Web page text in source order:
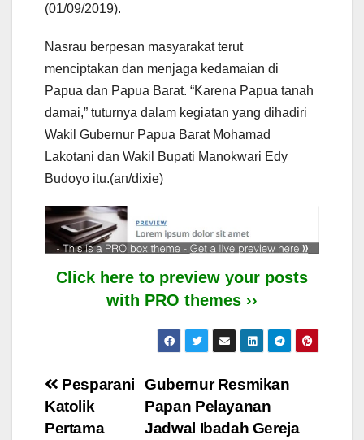
(01/09/2019).
Nasrau berpesan masyarakat terut
menciptakan dan menjaga kedamaian di
Papua dan Papua Barat. “Karena Papua tanah
damai,” tuturnya dalam kegiatan yang dihadiri
Wakil Gubernur Papua Barat Mohamad
Lakotani dan Wakil Bupati Manokwari Edy
Budoyo itu.(an/dixie)
Click here to preview your posts
with PRO themes ››
Post
navigation
Gubernur Resmikan
Papan Pelayanan
Jadwal Ibadah Gereja
Pesparani
Katolik
Pertama